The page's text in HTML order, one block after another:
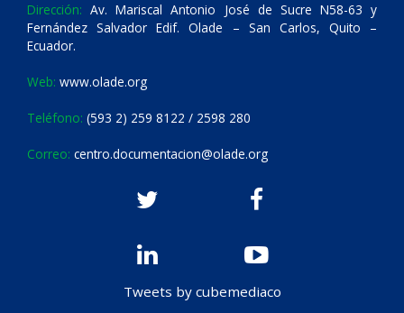
Dirección: Av. Mariscal Antonio José de Sucre N58-63 y
Fernández Salvador Edif. Olade – San Carlos, Quito –
Ecuador.
Web: www.olade.org
Teléfono: (593 2) 259 8122 / 2598 280
Correo: centro.documentacion@olade.org
Tweets by cubemediaco